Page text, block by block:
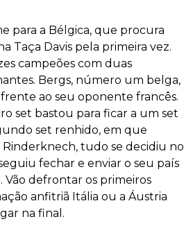
para a Bélgica, que procura
Taça Davis pela primeira vez.
campeões com duas
Bergs, número um belga,
ao seu oponente francês.
set bastou para ficar a um set
set renhido, em que
tudo se decidiu no
fechar e enviar o seu país
Vão defrontar os primeiros
anfitriã Itália ou a Áustria
na final.